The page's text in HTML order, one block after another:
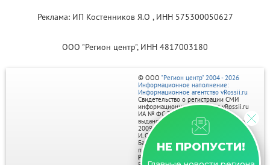
Реклама: ИП Костенников Я.О , ИНН 575300050627
ООО "Регион центр", ИНН 4817003180
НЕ ПРОПУСТИ!
© ООО "Регион центр" 2004 - 2026
Информационное наполнение:
Информационное агентство vRossii.ru
Свидетельство о регистрации СМИ
информационного агентства vRossii.ru
ИА № ФС 77‑35502
выдано РОСКОМНАДЗОРом 04 марта
2009г.
И. О. Главного редактора Нарыков А. Н.
Баннеры на портале размещаются на
правах рекламы.
Реклама на портале: